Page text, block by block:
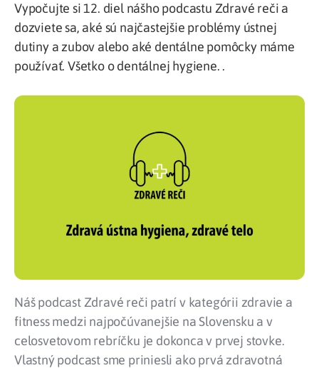
Vypočujte si 12. diel nášho podcastu Zdravé reči a
dozviete sa, aké sú najčastejšie problémy ústnej
dutiny a zubov alebo aké dentálne pomôcky máme
používať. Všetko o dentálnej hygiene. .
Náš podcast Zdravé reči patrí v kategórii zdravie a
fitness medzi najpočúvanejšie na Slovensku a v
celosvetovom rebríčku je dokonca v prvej stovke.
Vlastný podcast sme priniesli ako prvá zdravotná